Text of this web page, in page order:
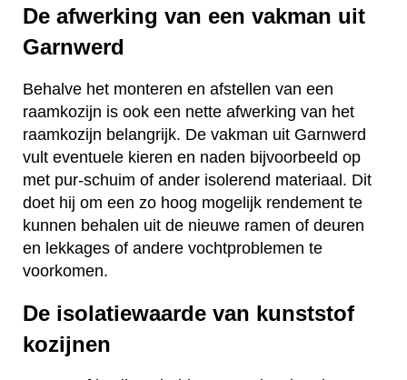
De afwerking van een vakman uit
Garnwerd
Behalve het monteren en afstellen van een
raamkozijn is ook een nette afwerking van het
raamkozijn belangrijk. De vakman uit Garnwerd
vult eventuele kieren en naden bijvoorbeeld op
met pur-schuim of ander isolerend materiaal. Dit
doet hij om een zo hoog mogelijk rendement te
kunnen behalen uit de nieuwe ramen of deuren
en lekkages of andere vochtproblemen te
voorkomen.
De isolatiewaarde van kunststof
kozijnen